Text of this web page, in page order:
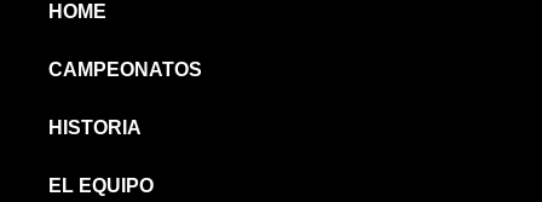
HOME
CAMPEONATOS
HISTORIA
EL EQUIPO